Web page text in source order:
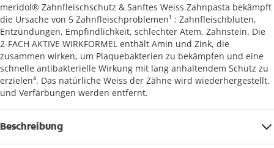
meridol® Zahnfleischschutz & Sanftes Weiss Zahnpasta bekämpft
die Ursache von 5 Zahnfleischproblemen¹ : Zahnfleischbluten,
Entzündungen, Empfindlichkeit, schlechter Atem, Zahnstein. Die
2-FACH AKTIVE WIRKFORMEL enthält Amin und Zink, die
zusammen wirken, um Plaquebakterien zu bekämpfen und eine
schnelle antibakterielle Wirkung mit lang anhaltendem Schutz zu
erzielen⁴. Das natürliche Weiss der Zähne wird wiederhergestellt,
und Verfärbungen werden entfernt.
Beschreibung